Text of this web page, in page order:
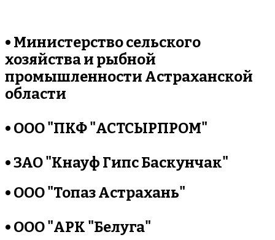
• Министерство сельского
хозяйства и рыбной
промышленности Астраханской
области
• ООО"ПКФ "АСТСЫРПРОМ"
• ЗАО "Кнауф Гипс Баскунчак"
• ООО "Топаз Астрахань"
• ООО "АРК "Белуга"